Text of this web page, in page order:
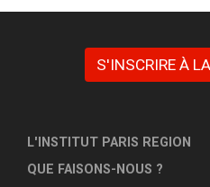
S'INSCRIRE À
L'INSTITUT PARIS REGION
QUE FAISONS-NOUS ?